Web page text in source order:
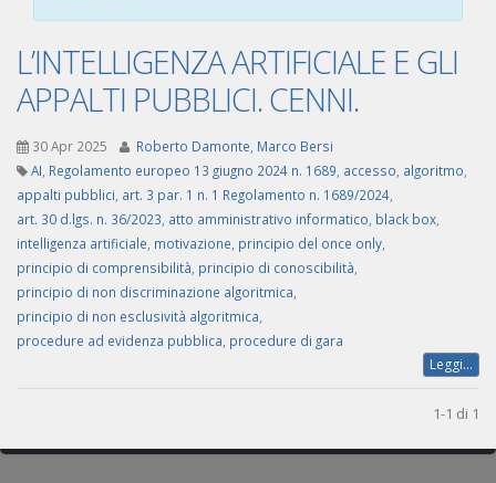
L’INTELLIGENZA ARTIFICIALE E GLI
APPALTI PUBBLICI. CENNI.
30 Apr 2025 Roberto Damonte Marco Bersi
AI Regolamento europeo 13 giugno 2024 n. 1689 accesso algoritmo
appalti pubblici art. 3 par. 1 n. 1 Regolamento n. 1689/2024
art. 30 d.lgs. n. 36/2023 atto amministrativo informatico black box
intelligenza artificiale motivazione principio del once only
principio di comprensibilità principio di conoscibilità
principio di non discriminazione algoritmica
principio di non esclusività algoritmica
procedure ad evidenza pubblica procedure di gara
Leggi...
1-1 di 1